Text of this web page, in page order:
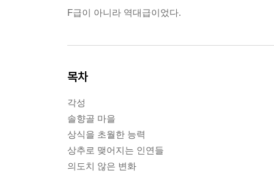
F급이 아니라 역대급이었다.
목차
각성
솔향골 마을
상식을 초월한 능력
상추로 맺어지는 인연들
의도치 않은 변화